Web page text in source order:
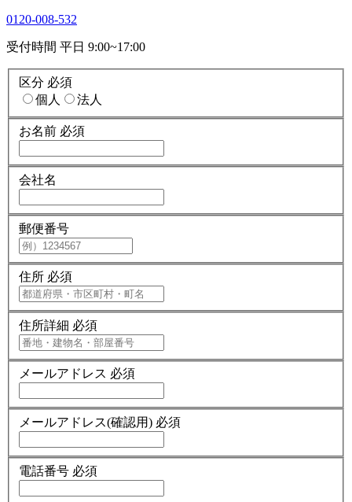
0120-008-532
受付時間 平日 9:00~17:00
区分 必須
個人
法人
お名前 必須
会社名
郵便番号
住所 必須
住所詳細 必須
メールアドレス 必須
メールアドレス(確認用) 必須
電話番号 必須